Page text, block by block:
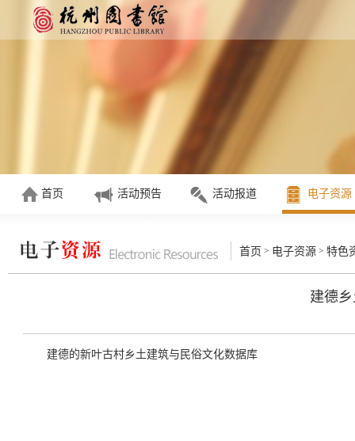
首页 活动预告 活动报道 电子资源
首页 > 电子资源 > 特色
建德
建德的新叶古村乡土建筑与民俗文化数据库